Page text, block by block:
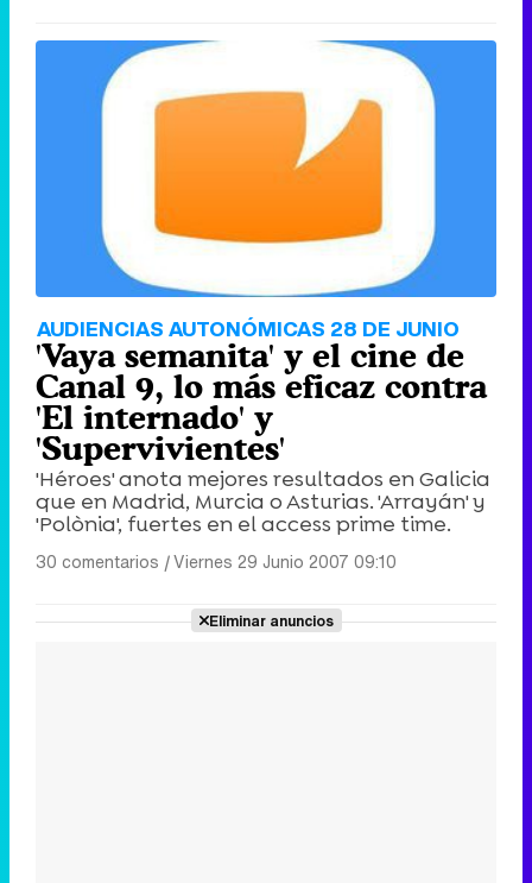
AUDIENCIAS AUTONÓMICAS 28 DE JUNIO
'Vaya semanita' y el cine de
Canal 9, lo más eficaz contra
'El internado' y
'Supervivientes'
'Héroes' anota mejores resultados en Galicia
que en Madrid, Murcia o Asturias. 'Arrayán' y
'Polònia', fuertes en el access prime time.
30 comentarios |Viernes 29 Junio 2007 09:10
Eliminar anuncios